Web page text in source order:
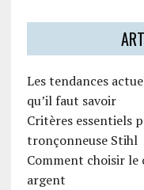
Les tendances
qu’il faut savoir
Critères essentiels
tronçonneuse Stihl
Comment choisir
argent